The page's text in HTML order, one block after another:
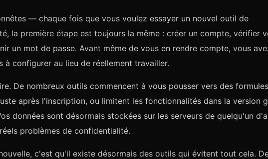
— chaque fois que vous voulez essayer un nouvel outil de
la première étape est toujours la même : créer un compte, vérifier
un mot de passe. Avant même de vous en rendre compte, vous
à configurer au lieu de réellement travailler.
De nombreux outils commencent à vous pousser vers des formules
après l'inscription, ou limitent les fonctionnalités dans la version
données sont désormais stockées sur les serveurs de quelqu'un
problèmes de confidentialité.
c'est qu'il existe désormais des outils qui évitent tout cela.